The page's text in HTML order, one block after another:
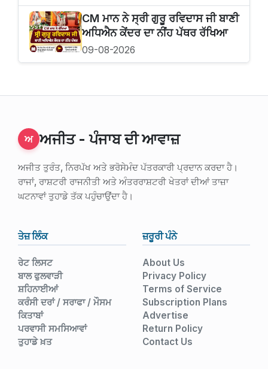
CM ਮਾਨ ਨੇ ਸ੍ਰੀ ਗੁਰੂ ਰਵਿਦਾਸ ਜੀ ਬਾਣੀ
ਅਧਿਐਨ ਕੇਂਦਰ ਦਾ ਨੀਂਹ ਪੱਥਰ ਰੱਖਿਆ
09-08-2026
ਅ ਅਜੀਤ - ਪੰਜਾਬ ਦੀ ਆਵਾਜ਼
ਅਜੀਤ ਤੁਰੰਤ, ਨਿਰਪੱਖ ਅਤੇ ਭਰੋਸੇਮੰਦ ਪੱਤਰਕਾਰੀ ਪ੍ਰਦਾਨ ਕਰਦਾ ਹੈ।
ਰਾਜਾਂ, ਰਾਸ਼ਟਰੀ ਰਾਜਨੀਤੀ ਅਤੇ ਅੰਤਰਰਾਸ਼ਟਰੀ ਖੇਤਰਾਂ ਦੀਆਂ ਤਾਜ਼ਾ
ਘਟਨਾਵਾਂ ਤੁਹਾਡੇ ਤੱਕ ਪਹੁੰਚਾਉਂਦਾ ਹੈ।
ਤੇਜ਼ ਲਿੰਕ
ਰੇਟ ਲਿਸਟ
ਬਾਲ ਫੁਲਵਾੜੀ
ਸ਼ਹਿਨਾਈਆਂ
ਕਰੰਸੀ ਦਰਾਂ / ਸਰਾਫਾ / ਮੌਸਮ
ਕਿਤਾਬਾਂ
ਪਰਵਾਸੀ ਸਮਸਿਆਵਾਂ
ਤੁਹਾਡੇ ਖ਼ਤ
ਜ਼ਰੂਰੀ ਪੰਨੇ
About Us
Privacy Policy
Terms of Service
Subscription Plans
Advertise
Return Policy
Contact Us